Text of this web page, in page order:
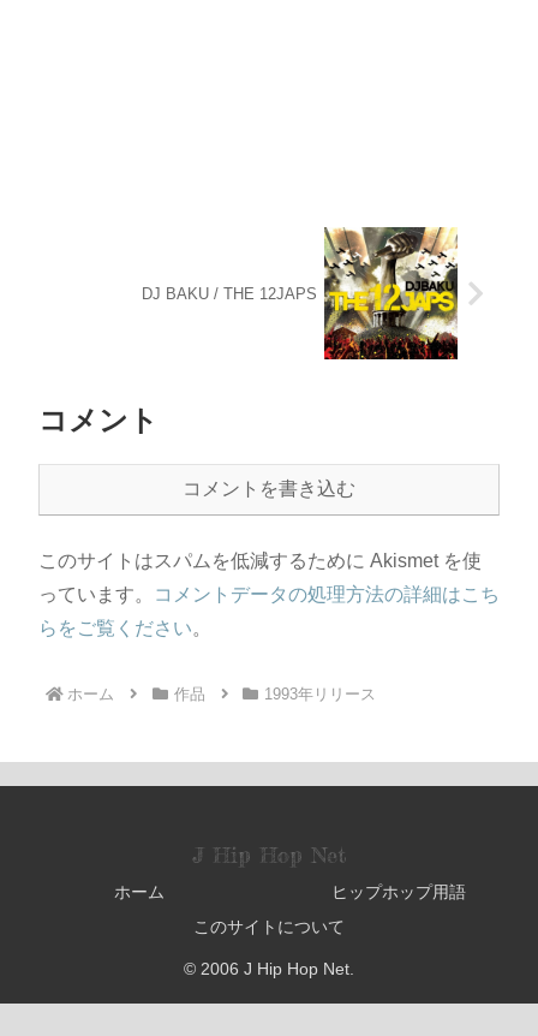
DJ BAKU / THE 12JAPS
コメント
コメントを書き込む
このサイトはスパムを低減するために Akismet を使
っています。
コメントデータの処理方法の詳細はこち
らをご覧ください。
ホーム 作品 1993年リリース
J Hip Hop Net
ホーム
ヒップホップ用語
このサイトについて
© 2006 J Hip Hop Net.